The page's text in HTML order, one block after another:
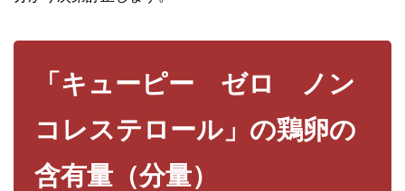
「キューピー ゼロ ノン
コレステロール」の鶏卵の
含有量（分量）